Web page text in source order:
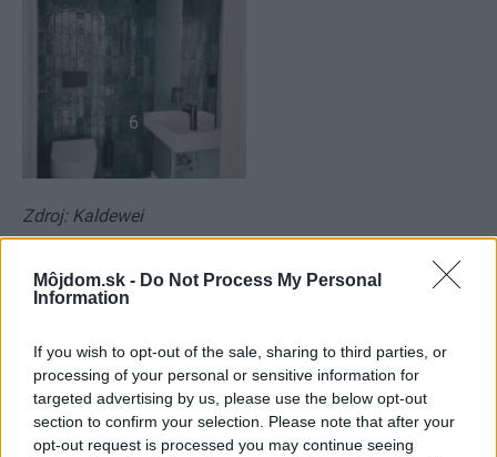
Môjdom.sk - Do Not Process My Personal
Information
If you wish to opt-out of the sale, sharing to third parties, or
processing of your personal or sensitive information for
targeted advertising by us, please use the below opt-out
section to confirm your selection. Please note that after your
opt-out request is processed you may continue seeing
6
Zdroj: Kaldewei
kúpeľňové trendy recyklované materiály
sprchové vaničky umývadlá